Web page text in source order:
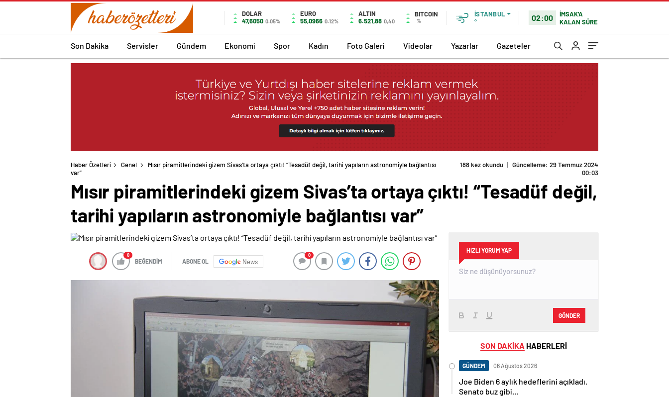
DOLAR
47,6050 0.05%
EURO
55,0966 0.12%
ALTIN
6.521,88 0,40
BITCOIN
%
İSTANBUL
°
02:00
İMSAK'A
KALAN SÜRE
Son Dakika Servisler Gündem Ekonomi Spor Kadın Foto Galeri Videolar Yazarlar Gazeteler
Haber Özetleri Genel
Mısır piramitlerindeki gizem Sivas’ta ortaya çıktı! “Tesadüf değil, tarihi yapıların astronomiyle bağlantısı
var”
188 kez okundu | Güncelleme: 29 Temmuz 2024
00:03
Mısır piramitlerindeki gizem Sivas’ta ortaya çıktı! “Tesadüf değil,
tarihi yapıların astronomiyle bağlantısı var”
0
BEĞENDİM ABONE OL News
0
HIZLI YORUM YAP
GÖNDER
SON DAKİKA HABERLERİ
GÜNDEM 06 Ağustos 2026
Joe Biden 6 aylık hedeflerini açıkladı.
Senato buz gibi…